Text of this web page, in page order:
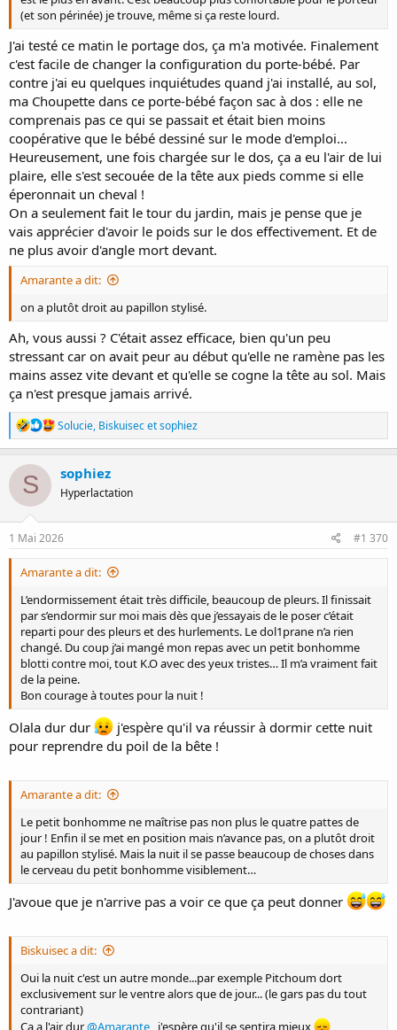
(et son périnée) je trouve, même si ça reste lourd.
J'ai testé ce matin le portage dos, ça m'a motivée. Finalement
c'est facile de changer la configuration du porte-bébé. Par
contre j'ai eu quelques inquiétudes quand j'ai installé, au sol,
ma Choupette dans ce porte-bébé façon sac à dos : elle ne
comprenais pas ce qui se passait et était bien moins
coopérative que le bébé dessiné sur le mode d'emploi...
Heureusement, une fois chargée sur le dos, ça a eu l'air de lui
plaire, elle s'est secouée de la tête aux pieds comme si elle
éperonnait un cheval !
On a seulement fait le tour du jardin, mais je pense que je
vais apprécier d'avoir le poids sur le dos effectivement. Et de
ne plus avoir d'angle mort devant.
Amarante a dit:
on a plutôt droit au papillon stylisé.
Ah, vous aussi ? C'était assez efficace, bien qu'un peu
stressant car on avait peur au début qu'elle ne ramène pas les
mains assez vite devant et qu'elle se cogne la tête au sol. Mais
ça n'est presque jamais arrivé.
R
é
a
n
s
Solucie, Biskuisecetsophiez
S sophiez
Hyperlactation
1 Mai 2026 #1 370
Amarante a dit:
L’endormissement était très difficile, beaucoup de pleurs. Il finissait
par s’endormir sur moi mais dès que j’essayais de le poser c’était
reparti pour des pleurs et des hurlements. Le dol1prane n’a rien
changé. Du coup j’ai mangé mon repas avec un petit bonhomme
blotti contre moi, tout K.O avec des yeux tristes… Il m’a vraiment fait
de la peine.
Bon courage à toutes pour la nuit !
Olala dur dur
j'espère qu'il va réussir à dormir cette nuit
pour reprendre du poil de la bête !
Amarante a dit:
Le petit bonhomme ne maîtrise pas non plus le quatre pattes de
jour ! Enfin il se met en position mais n’avance pas, on a plutôt droit
au papillon stylisé. Mais la nuit il se passe beaucoup de choses dans
le cerveau du petit bonhomme visiblement…
J'avoue que je n'arrive pas a voir ce que ça peut donner
Biskuisec a dit:
Oui la nuit c'est un autre monde...par exemple Pitchoum dort
exclusivement sur le ventre alors que de jour... (le gars pas du tout
contrariant)
Ça a l'air dur@Amarante , j'espère qu'il se sentira mieux